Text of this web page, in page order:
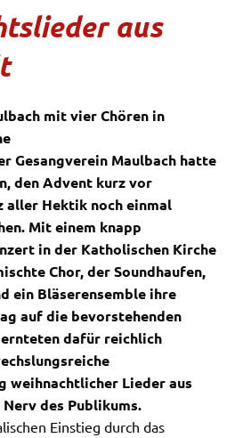
aus
mit vier Chören in
Gesangverein Maulbach hatte
den Advent kurz vor
aller Hektik noch einmal
Mit einem knapp
in der Katholischen Kirche
Chor, der Soundhaufen,
ein Bläserensemble ihre
auf die bevorstehenden
dafür reichlich
weihnachtlicher Lieder aus
des Publikums.
Einstieg durch das